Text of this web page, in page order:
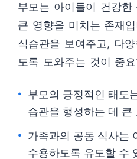
부모는 아이들이 건강한
큰 영향을 미치는 존재
식습관을 보여주고, 다
도록 도와주는 것이 중
부모의 긍정적인 태도
습관을 형성하는 데 큰
가족과의 공동 식사는
수용하도록 유도할 수